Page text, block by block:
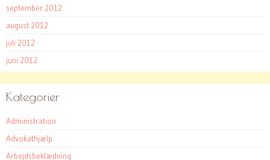
september 2012
august 2012
juli 2012
juni 2012
Kategorier
Administration
Advokathjælp
Arbejdsbeklædning